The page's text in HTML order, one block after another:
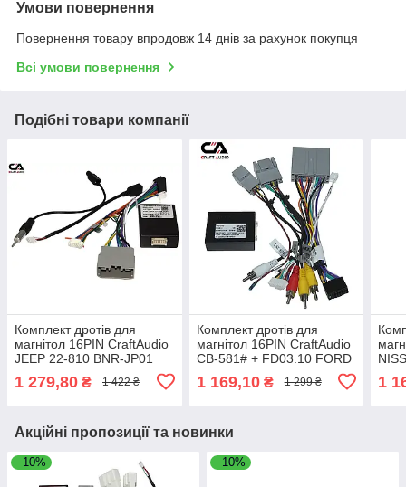
Умови повернення
Повернення товару впродовж 14 днів за рахунок покупця
Всі умови повернення
Подібні товари компанії
Комплект дротів для
магнітол 16PIN CraftAudio
JEEP 22-810 BNR-JP01
1 279,80 ₴ 1 422 ₴
Комплект дротів для
магнітол 16PIN CraftAudio
CB-581# + FD03.10 FORD
1 169,10₴ 1 299 ₴ 1
Акційні пропозиції та новинки
–10% –10%